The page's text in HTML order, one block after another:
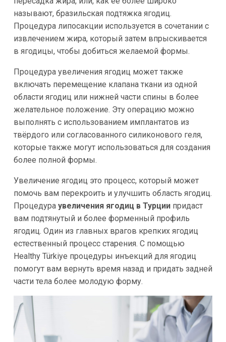
называют, бразильская подтяжка ягодиц.
Процедура липосакции используется в сочетании с
извлечением жира, который затем впрыскивается
в ягодицы, чтобы добиться желаемой формы.
Процедура увеличения ягодиц может также
включать перемещение клапана ткани из одной
области ягодиц или нижней части спины в более
желательное положение. Эту операцию можно
выполнять с использованием имплантатов из
твёрдого или согласованного силиконового геля,
которые также могут использоваться для создания
более полной формы.
Увеличение ягодиц это процесс, который может
помочь вам перекроить и улучшить область ягодиц.
Процедура увеличения ягодиц в Турциипридаст
вам подтянутый и более форменный профиль
ягодиц. Один из главных врагов крепких ягодиц
естественный процесс старения. С помощью
Healthy Türkiye процедуры инъекций для ягодиц
помогут вам вернуть время назад и придать задней
части тела более молодую форму.